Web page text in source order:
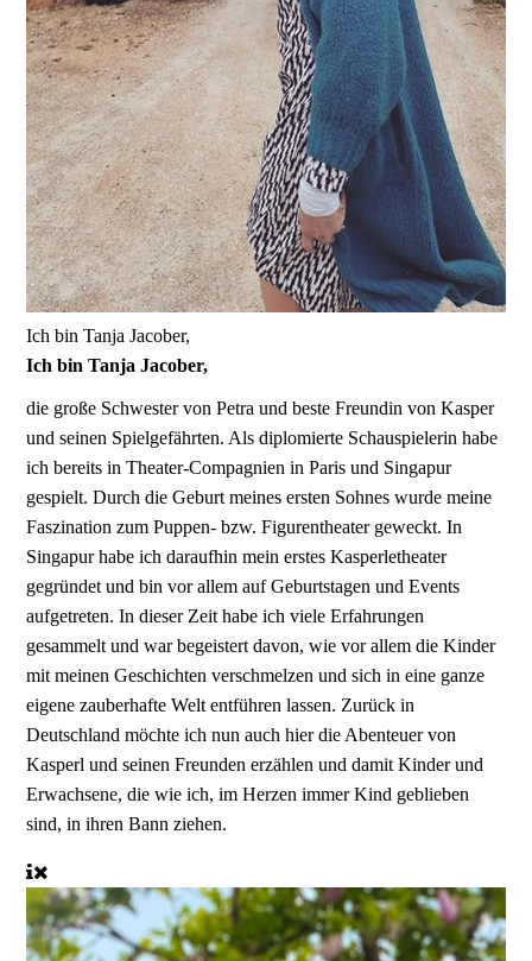
Ich bin Tanja Jacober,
Ich bin Tanja Jacober,
die große Schwester von Petra und beste Freundin von Kasper
und seinen Spielgefährten. Als diplomierte Schauspielerin habe
ich bereits in Theater-Compagnien in Paris und Singapur
gespielt. Durch die Geburt meines ersten Sohnes wurde meine
Faszination zum Puppen- bzw. Figurentheater geweckt. In
Singapur habe ich daraufhin mein erstes Kasperletheater
gegründet und bin vor allem auf Geburtstagen und Events
aufgetreten. In dieser Zeit habe ich viele Erfahrungen
gesammelt und war begeistert davon, wie vor allem die Kinder
mit meinen Geschichten verschmelzen und sich in eine ganze
eigene zauberhafte Welt entführen lassen. Zurück in
Deutschland möchte ich nun auch hier die Abenteuer von
Kasperl und seinen Freunden erzählen und damit Kinder und
Erwachsene, die wie ich, im Herzen immer Kind geblieben
sind, in ihren Bann ziehen.